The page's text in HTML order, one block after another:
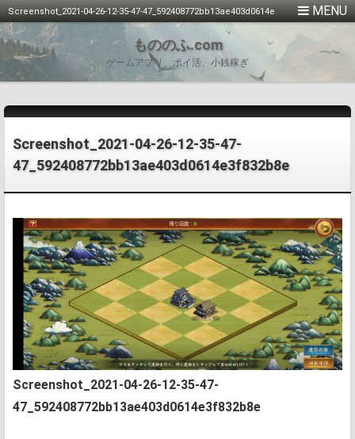
Screenshot_2021-04-26-12-35-47-47_592408772bb13ae403d0614e
3f832b8e
もののふ.com
ゲームアプリ、ポイ活、小銭稼ぎ
Screenshot_2021-04-26-12-35-47-
47_592408772bb13ae403d0614e3f832b8e
Screenshot_2021-04-26-12-35-47-
47_592408772bb13ae403d0614e3f832b8e